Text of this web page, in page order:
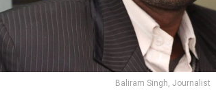
Baliram Singh, Journalist